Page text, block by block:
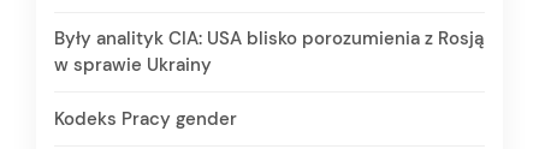
Były analityk CIA: USA blisko porozumienia z Rosją
w sprawie Ukrainy
Kodeks Pracy gender